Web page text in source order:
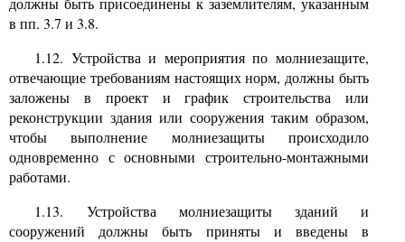
в пп. 3.7 и 3.8.
1.12. Устройства и мероприятия по молниезащите,
отвечающие требованиям настоящих норм, должны быть
заложены в проект и график строительства или
реконструкции здания или сооружения таким образом,
чтобы выполнение молниезащиты происходило
одновременно с основными строительно-монтажными
работами.
1.13. Устройства молниезащиты зданий и
сооружений должны быть приняты и введены в